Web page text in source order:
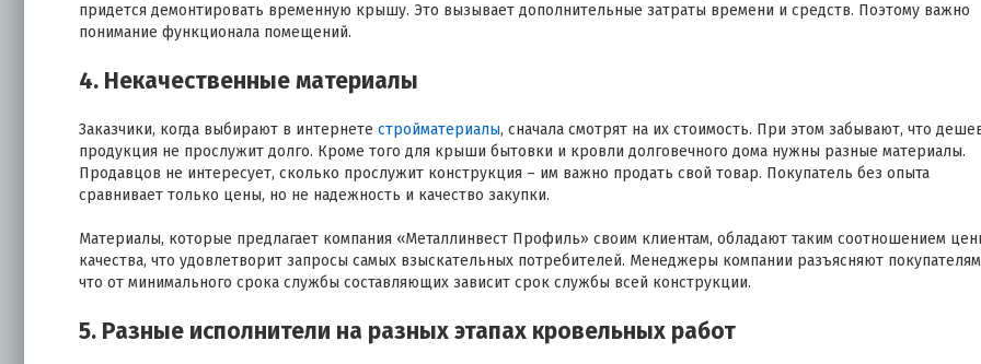
придется демонтировать временную крышу. Это вызывает дополнительные затраты времени и средств. Поэтому важно
понимание функционала помещений.
4. Некачественные материалы
Заказчики, когда выбирают в интернете стройматериалы, сначала смотрят на их стоимость. При этом забывают, что
продукция не прослужит долго. Кроме того для крыши бытовки и кровли долговечного дома нужны разные материалы.
Продавцов не интересует, сколько прослужит конструкция – им важно продать свой товар. Покупатель без опыта
сравнивает только цены, но не надежность и качество закупки.
Материалы, которые предлагает компания «Металлинвест Профиль» своим клиентам, обладают таким соотношением
качества, что удовлетворит запросы самых взыскательных потребителей. Менеджеры компании разъясняют
что от минимального срока службы составляющих зависит срок службы всей конструкции.
5. Разные исполнители на разных этапах кровельных работ